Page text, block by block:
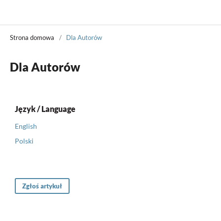
Strona domowa / Dla Autorów
Dla Autorów
Język / Language
English
Polski
Zgłoś artykuł